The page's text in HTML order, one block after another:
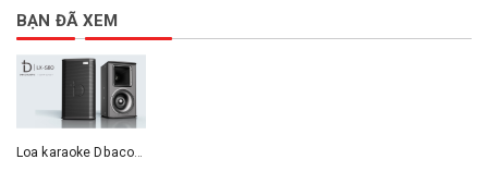
BẠN ĐÃ XEM
Loa karaoke Dbacoustic LX-S80